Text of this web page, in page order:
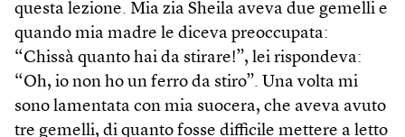
questa lezione. Mia zia Sheila aveva due gemelli e
quando mia madre le diceva preoccupata:
“Chissà quanto hai da stirare!”, lei rispondeva:
“Oh, io non ho un ferro da stiro”. Una volta mi
sono lamentata con mia suocera, che aveva avuto
tre gemelli, di quanto fosse difficile mettere a letto